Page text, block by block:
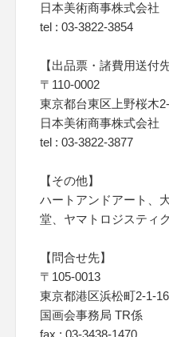
日本美術商事株式会社
tel : 03-3822-3854
【出品票・諸費用送付先
〒110-0002
東京都台東区上野桜木
日本美術商事株式会社
tel : 03-3822-3877
【その他】
ハートアンドアート、
堂、ヤマトロジスティ
【問合せ先】
〒105-0013
東京都港区浜松町2-1-
国画会事務局 TR係
fax : 03-3438-1470